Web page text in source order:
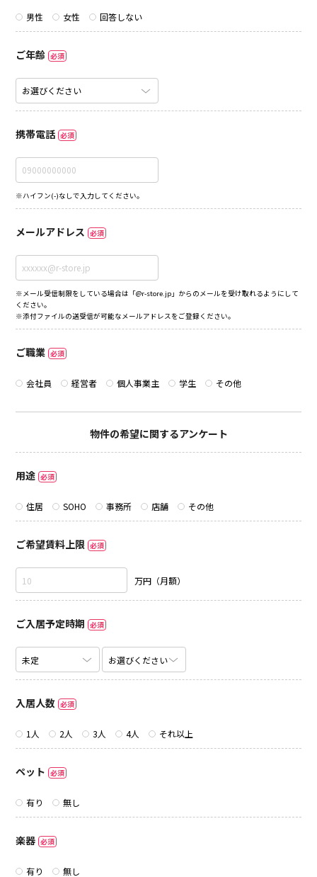
男性 女性 回答しない
ご年齢 必須
携帯電話 必須
※ハイフン(-)なしで入力してください。
メールアドレス 必須
※メール受信制限をしている場合は「@r-store.jp」からのメールを受け取れるようにして
ください。
※添付ファイルの送受信が可能なメールアドレスをご登録ください。
ご職業 必須
会社員 経営者 個人事業主 学生 その他
物件の希望に関するアンケート
用途 必須
住居 SOHO 事務所 店舗 その他
ご希望賃料上限 必須
万円（月額）
ご入居予定時期 必須
入居人数 必須
1人 2人 3人 4人 それ以上
ペット 必須
有り 無し
楽器 必須
有り 無し